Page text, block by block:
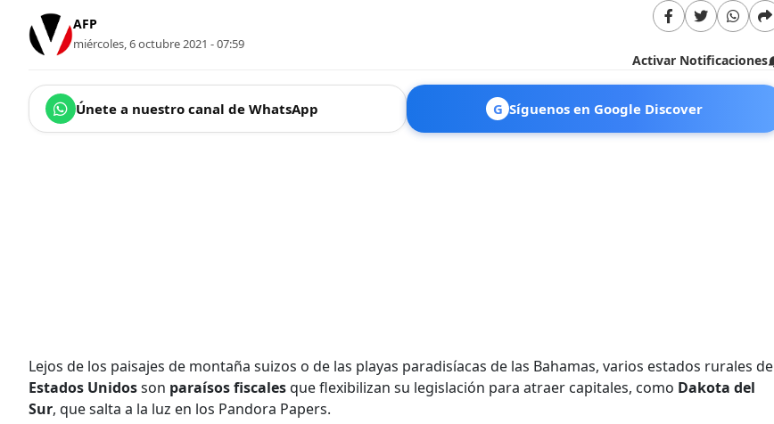
AFP
miércoles, 6 octubre 2021 - 07:59
Activar Notificaciones
Únete a nuestro canal de WhatsApp G Síguenos en Google Discover
Lejos de los paisajes de montaña suizos o de las playas paradisíacas de las Bahamas, varios estados rurales de
Estados Unidosson paraísos fiscalesque flexibilizan su legislación para atraer capitales, como Dakota del
Sur, que salta a la luz en los Pandora Papers.